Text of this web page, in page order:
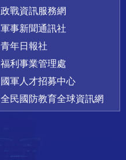
政戰資訊服務網
軍事新聞通訊社
青年日報社
福利事業管理處
國軍人才招募中心
全民國防教育全球資訊網